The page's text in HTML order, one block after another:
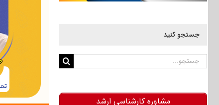
جستجو کنید
جستجو
مشاوره کارشناسی ارشد